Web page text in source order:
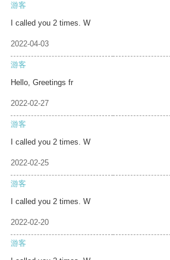
游客
I called you 2 times. W
2022-04-03
游客
Hello, Greetings fr
2022-02-27
游客
I called you 2 times. W
2022-02-25
游客
I called you 2 times. W
2022-02-20
游客